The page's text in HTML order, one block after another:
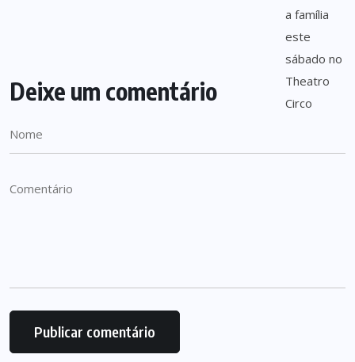
Deixe um comentário